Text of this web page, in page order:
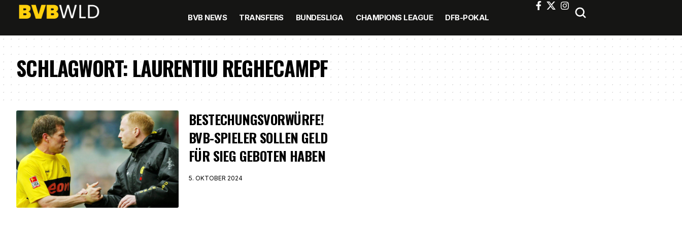
BVB NEWS TRANSFERS BUNDESLIGA CHAMPIONS LEAGUE DFB-POKAL
SCHLAGWORT:LAURENTIU REGHECAMPF
BESTECHUNGSVORWÜRFE!
BVB-SPIELER SOLLEN GELD
FÜR SIEG GEBOTEN HABEN
5. OKTOBER 2024